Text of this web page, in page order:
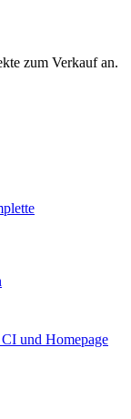
zum Verkauf an.
und Homepage